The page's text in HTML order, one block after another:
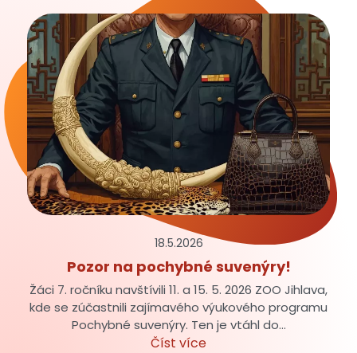
18.5.2026
Pozor na pochybné suvenýry!
Žáci 7. ročníku navštívili 11. a 15. 5. 2026 ZOO Jihlava,
kde se zúčastnili zajímavého výukového programu
Pochybné suvenýry. Ten je vtáhl do…
Číst více